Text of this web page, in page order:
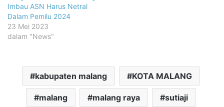
Imbau ASN Harus Netral
Dalam Pemilu 2024
23 Mei 2023
dalam "News"
kabupaten malang KOTA MALANG
malang malang raya sutiaji